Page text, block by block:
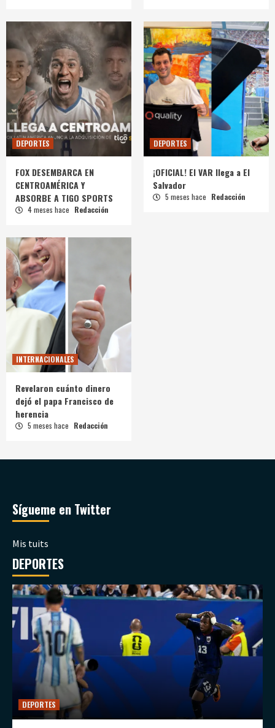
DEPORTES
FOX DESEMBARCA EN
CENTROAMÉRICA Y
ABSORBE A TIGO SPORTS
4 meses hace Redacción
DEPORTES
¡OFICIAL! El VAR llega a El
Salvador
5 meses hace Redacción
INTERNACIONALES
Revelaron cuánto dinero
dejó el papa Francisco de
herencia
5 meses hace Redacción
Sígueme en Twitter
Mis tuits
DEPORTES
DEPORTES